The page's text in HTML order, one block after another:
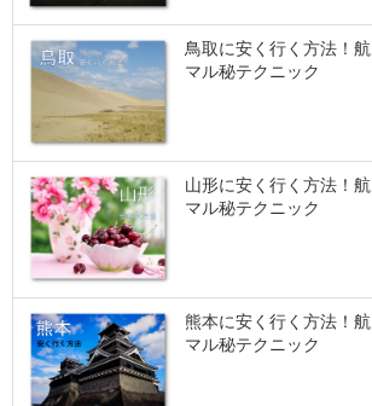
鳥取に安く行く方法！
マル秘テクニック
山形に安く行く方法！
マル秘テクニック
熊本に安く行く方法！
マル秘テクニック